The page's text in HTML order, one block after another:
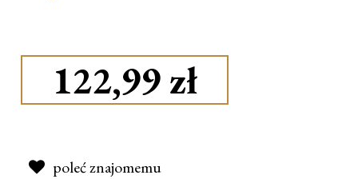
122,99 zł
poleć znajomemu